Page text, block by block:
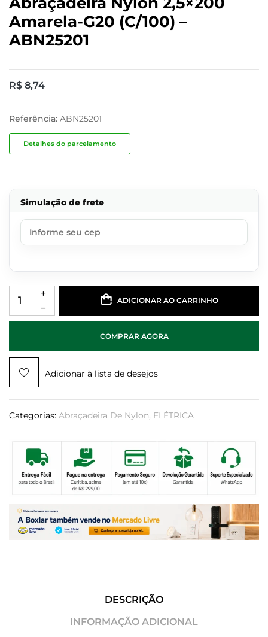
Amarela-G20 (c/100) –
ABN25201
R$ 8,74
Referência: ABN25201
Detalhes do parcelamento
Simulação de frete
ADICIONAR AO CARRINHO
COMPRAR AGORA
Adicionar à lista de desejos
Categorias: Abraçadeira De Nylon, ELÉTRICA
DESCRIÇÃO
INFORMAÇÃO ADICIONAL